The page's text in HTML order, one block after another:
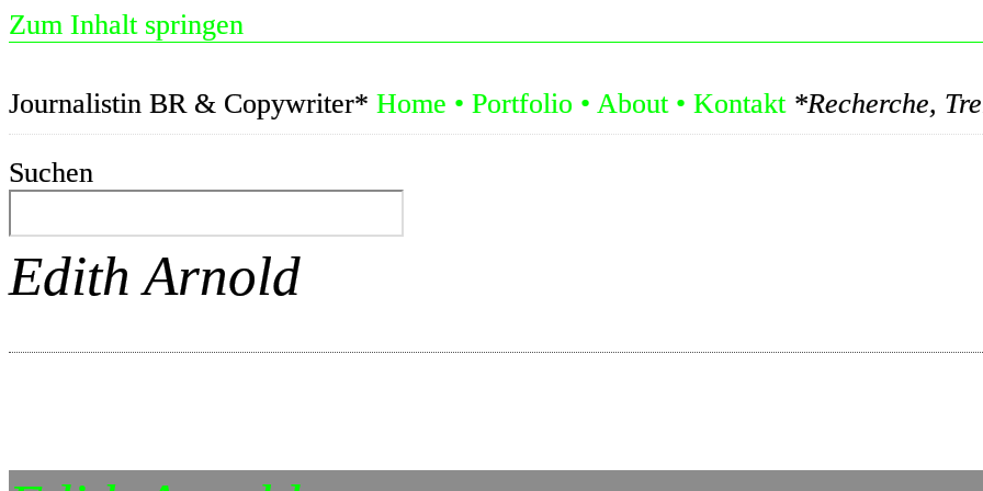
Zum Inhalt springen
Journalistin BR & Copywriter* Home • Portfolio • About • Kontakt *Recherche, Trends, Konzepte: Let's
Suchen
Edith Arnold